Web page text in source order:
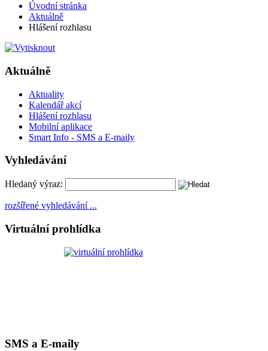
Úvodní stránka
Aktuálně
Hlášení rozhlasu
Aktuálně
Aktuality
Kalendář akcí
Hlášení rozhlasu
Mobilní aplikace
Smart Info - SMS a E-maily
Vyhledávání
Hledaný výraz:
rozšířené vyhledávání ...
Virtuální prohlídka
SMS a E-maily